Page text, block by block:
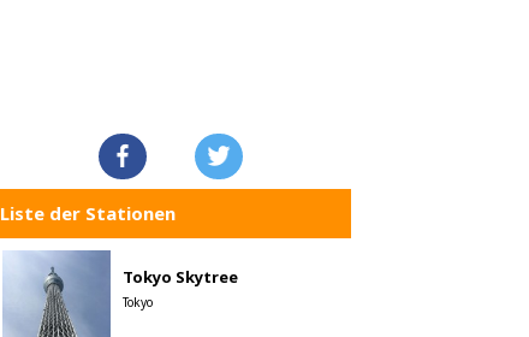
Liste der Stationen
Tokyo Skytree
Tokyo